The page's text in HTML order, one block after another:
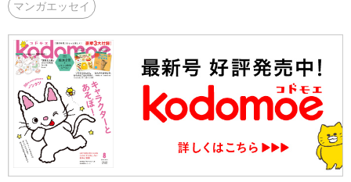
マンガエッセイ